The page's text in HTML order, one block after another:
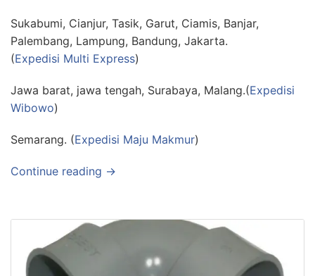
Sukabumi, Cianjur, Tasik, Garut, Ciamis, Banjar,
Palembang, Lampung, Bandung, Jakarta.
(Expedisi Multi Express)
Jawa barat, jawa tengah, Surabaya, Malang.(Expedisi
Wibowo)
Semarang. (Expedisi Maju Makmur)
Continue reading →